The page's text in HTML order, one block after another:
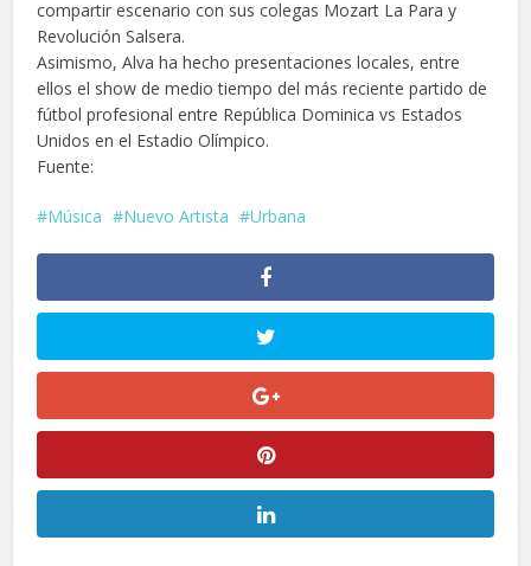
compartir escenario con sus colegas Mozart La Para y
Revolución Salsera.
Asimismo, Alva ha hecho presentaciones locales, entre
ellos el show de medio tiempo del más reciente partido de
fútbol profesional entre República Dominica vs Estados
Unidos en el Estadio Olímpico.
Fuente:
Música Nuevo Artista Urbana